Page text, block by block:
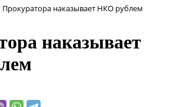
Прокуратора наказывает НКО рублем
наказывает